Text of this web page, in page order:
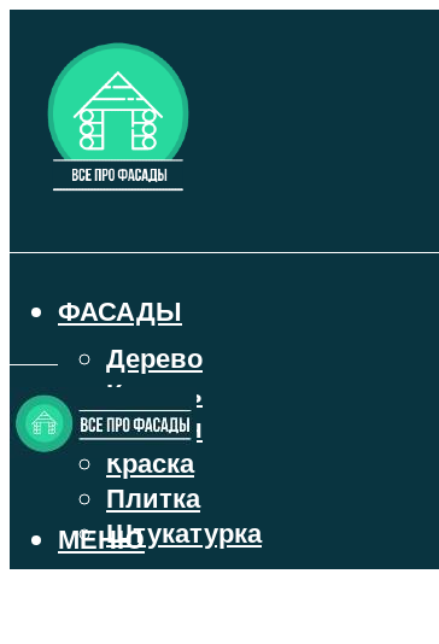
ФАСАДЫ
Дерево
Камень
Кирпич
Краска
Плитка
Штукатурка
ВЕНТИЛИРУЕМЫЕ ФАСАДЫ
МЕНЮ